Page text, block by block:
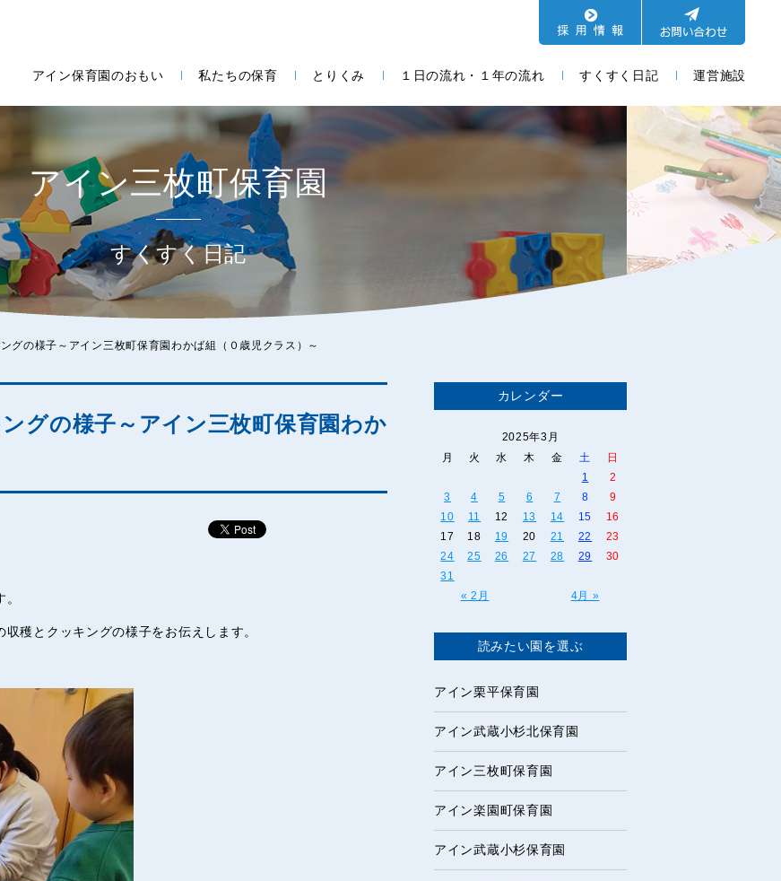
アイン保育園のおもい 私たちの保育 とりくみ １日の流れ・１年の流れ すくすく日記 運営施設
アイン三枚町保育園
すくすく日記
グの様子～アイン三枚町保育園わかば組（０歳児クラス）～
グの様子～アイン三枚町保育園わか
穫とクッキングの様子をお伝えします。
カレンダー
2025年3月
月
火 水 木 金 土 日
« 2月 4月 »
1
2
3
4 5 6 7 8
9
10
11 12 13 14 15
16
17
18 19 20 21 22
23
24
25 26 27 28 29
30
31
読みたい園を選ぶ
アイン栗平保育園
アイン武蔵小杉北保育園
アイン三枚町保育園
アイン楽園町保育園
アイン武蔵小杉保育園